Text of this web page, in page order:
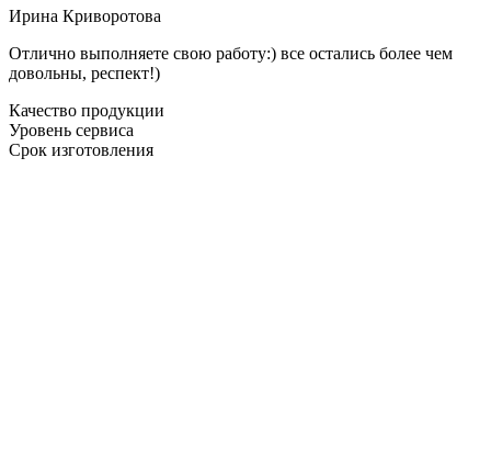
Ирина Криворотова
Отлично выполняете свою работу:) все остались более чем
довольны, респект!)
Качество продукции
Уровень сервиса
Срок изготовления